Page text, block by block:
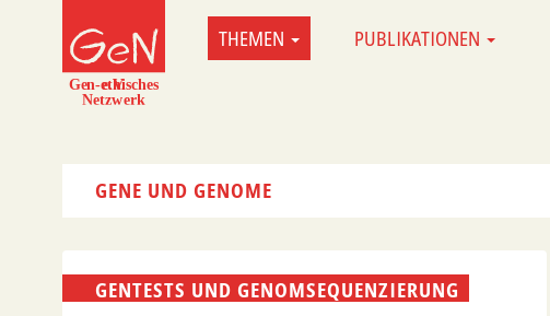
MAIN
NAVIGATION
THEMEN PUBLIKATIONEN
GENE UND GENOME
GENTESTS UND GENOMSEQUENZIERUNG